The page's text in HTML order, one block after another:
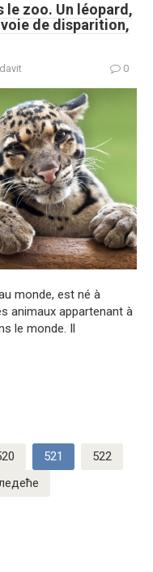
le zoo. Un léopard,
de disparition,
davit 0
monde, est né à
animaux appartenant à
le monde. Il
521
522